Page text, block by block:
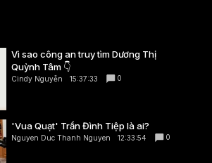
Vì sao công an truy tìm Dương Thị
Quỳnh Tâm 👇
Cindy Nguyễn 15:37:33 0
'Vua Quạt' Trần Đình Tiệp là ai?
Nguyen Duc Thanh Nguyen 12:33:54 0